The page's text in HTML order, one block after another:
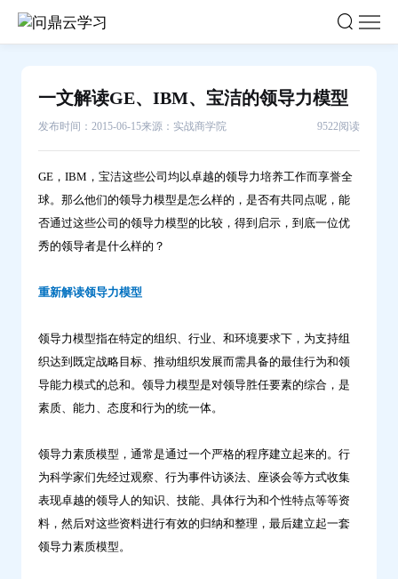
IBM、
一文解读GE、IBM、宝洁的领导力模型
发布时间：2015-06-15来源：实战商学院 9522阅读
GE，IBM，宝洁这些公司均以卓越的领导力培养工作而享誉全
球。那么他们的领导力模型是怎么样的，是否有共同点呢，能
否通过这些公司的领导力模型的比较，得到启示，到底一位优
秀的领导者是什么样的？
重新解读领导力模型
领导力模型指在特定的组织、行业、和环境要求下，为支持组
织达到既定战略目标、推动组织发展而需具备的最佳行为和领
导能力模式的总和。领导力模型是对领导胜任要素的综合，是
素质、能力、态度和行为的统一体。
领导力素质模型，通常是通过一个严格的程序建立起来的。行
为科学家们先经过观察、行为事件访谈法、座谈会等方式收集
表现卓越的领导人的知识、技能、具体行为和个性特点等等资
料，然后对这些资料进行有效的归纳和整理，最后建立起一套
领导力素质模型。